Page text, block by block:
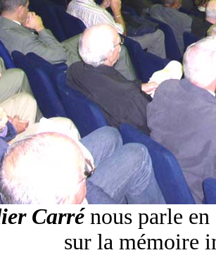
Carrénous parle en
sur la mémoire